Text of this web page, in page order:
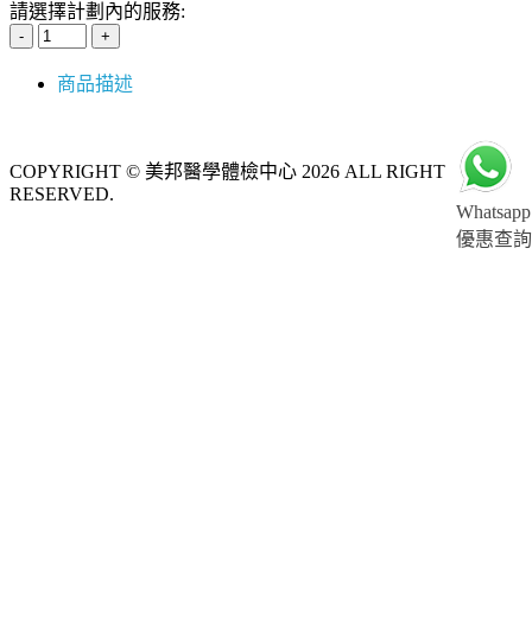
Whatsapp
優惠查詢
請選擇計劃內的服務:
商品描述
COPYRIGHT © 美邦醫學體檢中心 2026 ALL RIGHT
RESERVED.